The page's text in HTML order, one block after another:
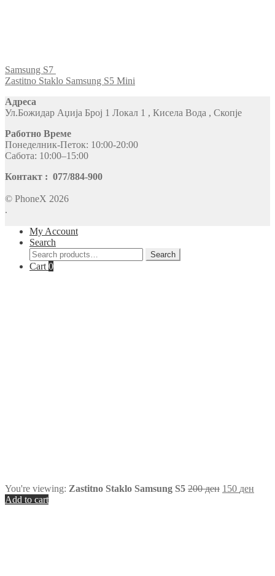
Samsung S7
Zastitno Staklo Samsung S5 Mini
Адреса
Ул.Божидар Аџија Број 1 Локал 1 , Кисела Вода , Скопје
Работно Време
Понеделник-Петок: 10:00-20:00
Сабота: 10:00–15:00
Контакт : 077/884-900
© PhoneX 2026
.
My Account
Search
Search
for:
Search
Cart 0
You're viewing: Zastitno Staklo Samsung S5 200ден 150 ден
Add to cart